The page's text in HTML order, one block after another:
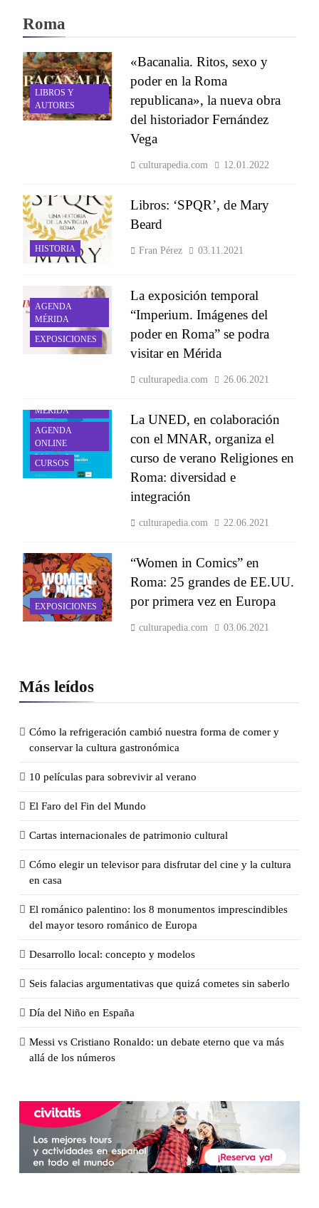
Más leídos
Cómo la refrigeración cambió nuestra forma de comer y
conservar la cultura gastronómica
10 películas para sobrevivir al verano
El Faro del Fin del Mundo
Cartas internacionales de patrimonio cultural
Cómo elegir un televisor para disfrutar del cine y la cultura
en casa
El románico palentino: los 8 monumentos imprescindibles
del mayor tesoro románico de Europa
Desarrollo local: concepto y modelos
Seis falacias argumentativas que quizá cometes sin saberlo
Día del Niño en España
Messi vs Cristiano Ronaldo: un debate eterno que va más
allá de los números
Roma
LIBROS Y
AUTORES
«Bacanalia. Ritos, sexo y
poder en la Roma
republicana», la nueva obra
del historiador Fernández
Vega
culturapedia.com 12.01.2022
HISTORIA
Libros: ‘SPQR’, de Mary
Beard
Fran Pérez 03.11.2021
AGENDA
MÉRIDA
EXPOSICIONES
La exposición temporal
“Imperium. Imágenes del
poder en Roma” se podra
visitar en Mérida
culturapedia.com 26.06.2021
MÉRIDA
AGENDA
ONLINE
CURSOS
La UNED, en colaboración
con el MNAR, organiza el
curso de verano Religiones en
Roma: diversidad e
integración
culturapedia.com 22.06.2021
EXPOSICIONES
“Wo­men in Co­mics” en
Roma: 25 grandes de EE.UU.
por pri­me­ra vez en Eu­ro­pa
culturapedia.com 03.06.2021